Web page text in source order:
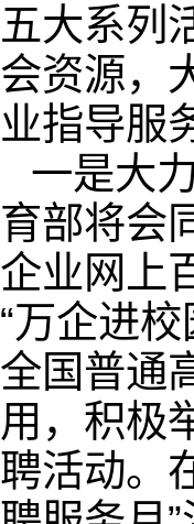
五大系列
会资源，
业指导服
一是大
育部将会
企业网上
“万企进
全国普通
用，积极
聘活动。